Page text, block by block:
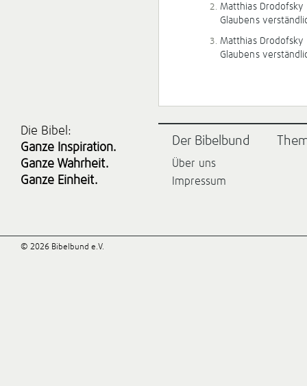
Matthias Drodofsky
Glaubens
Matthias Drodofsky
Glaubens
Die Bibel:
Ganze Inspiration.
Ganze Wahrheit.
Ganze Einheit.
Der Bibelbund
Über uns
Impressum
© 2026 Bibelbund e.V.